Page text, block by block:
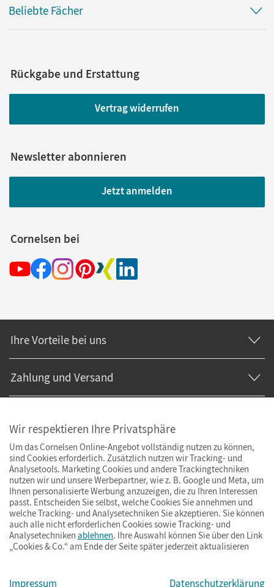
Beliebte Fächer
Rückgabe und Erstattung
Vertrag widerrufen
Newsletter abonnieren
Jetzt anmelden
Cornelsen bei
Ihre Vorteile bei uns
Zahlung und Versand
ImpressumAGBDatenschutzBarrierefreiheitCookies & Co.
Wir respektieren Ihre Privatsphäre
Um das Cornelsen Online-Angebot vollständig nutzen zu können,
sind Cookies erforderlich. Zusätzlich nutzen wir Tracking- und
Analysetools. Marketing Cookies und andere Trackingtechniken
nutzen wir und unsere Werbepartner, wie z. B. Google und Meta, um
Ihnen personalisierte Werbung anzuzeigen, die zu Ihren Interessen
passt. Entscheiden Sie selbst, welche Cookies Sie annehmen und
welche Tracking- und Analysetechniken Sie akzeptieren. Sie können
auch alle nicht erforderlichen Cookies sowie Tracking- und
Analysetechniken ablehnen. Ihre Auswahl können Sie über den Link
„Cookies & Co.“ am Ende der Seite später jederzeit aktualisieren
Impressum Datenschutzerklärung